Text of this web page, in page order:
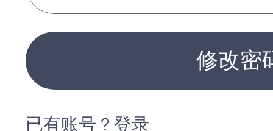
修改密
已有账号？登录